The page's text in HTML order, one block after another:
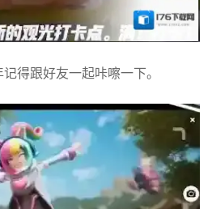
得跟好友一起咔嚓一下。